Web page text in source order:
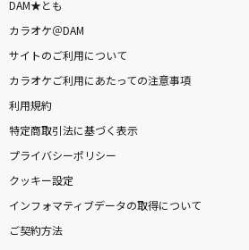
群青サバイバル
小松未可子
残酷な天使のテーゼ
高橋洋子
Y学園へ行こう 学園ドタバタ編
DAM★とも
カラオケ＠DAM
サイトのご利用について
カラオケご利用にあたっての注意事項
利用規約
特定商取引法に基づく表示
プライバシーポリシー
クッキー設定
インフォマティブデータの取得について
ご契約方法